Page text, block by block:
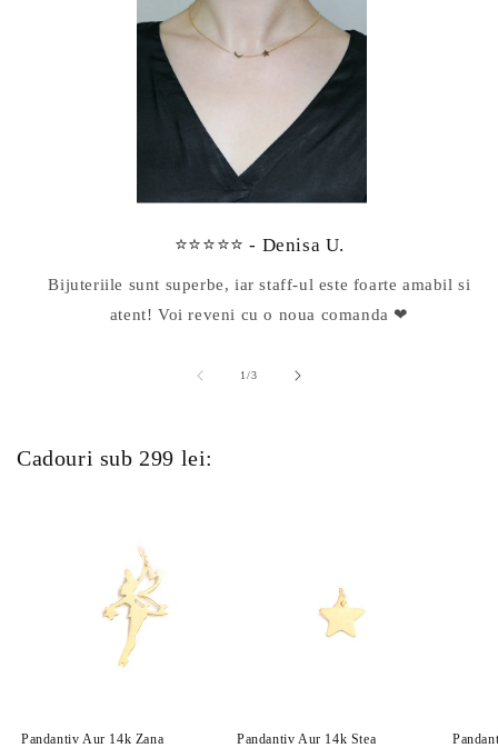
⭐⭐⭐⭐⭐ - Denisa U.
Bijuteriile sunt superbe, iar staff-ul este foarte amabil si
atent! Voi reveni cu o noua comanda ❤
1/din
3
Cadouri sub 299 lei:
Pandantiv Aur 14k Zana Pandantiv Aur 14k Stea